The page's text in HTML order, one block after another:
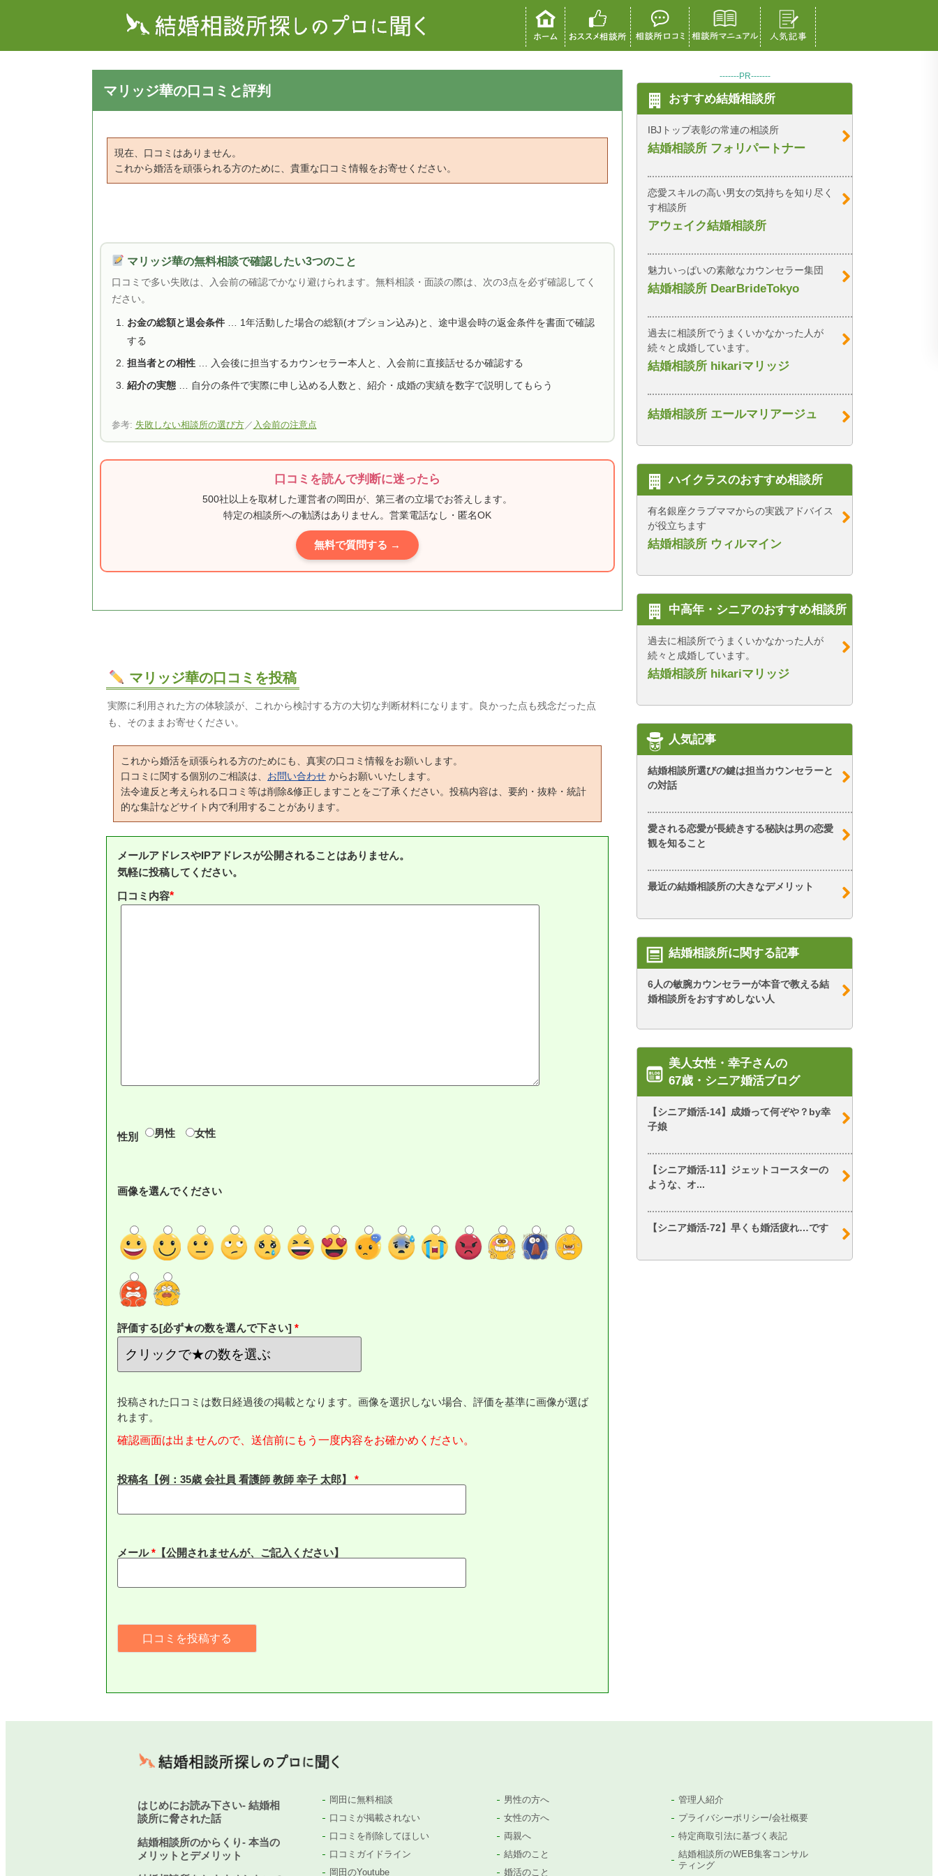
マリッジ華の口コミと評判
現在、口コミはありません。
これから婚活を頑張られる方のために、貴重な口コミ情報をお寄せください。
マリッジ華の無料相談で確認したい3つのこと
口コミで多い失敗は、入会前の確認でかなり避けられます。無料相談・面談の際は、次の3点を必ず確認してく
ださい。
お金の総額と退会条件… 1年活動した場合の総額(オプション込み)と、途中退会時の返金条件を書面で確認
する
担当者との相性… 入会後に担当するカウンセラー本人と、入会前に直接話せるか確認する
紹介の実態… 自分の条件で実際に申し込める人数と、紹介・成婚の実績を数字で説明してもらう
参考: 失敗しない相談所の選び方／ 入会前の注意点
口コミを読んで判断に迷ったら
500社以上を取材した運営者の岡田が、第三者の立場でお答えします。
特定の相談所への勧誘はありません。営業電話なし・匿名OK
無料で質問する →
マリッジ華の口コミを投稿
実際に利用された方の体験談が、これから検討する方の大切な判断材料になります。良かった点も残念だった点
も、そのままお寄せください。
これから婚活を頑張られる方のためにも、真実の口コミ情報をお願いします。
口コミに関する個別のご相談は、 お問い合わせ からお願いいたします。
法令違反と考えられる口コミ等は削除&修正しますことをご了承ください。投稿内容は、要約・抜粋・統計
的な集計などサイト内で利用することがあります。
メールアドレスやIPアドレスが公開されることはありません。
気軽に投稿してください。
口コミ内容*
性別 男性 女性
画像を選んでください
評価する[必ず★の数を選んで下さい]
投稿された口コミは数日経過後の掲載となります。画像を選択しない場合、評価を基準に画像が選ば
れます。
確認画面は出ませんので、送信前にもう一度内容をお確かめください。
投稿名【例：35歳 会社員 看護師 教師 幸子 太郎】
メール* 【公開されませんが、ご記入ください】
-------PR-------
おすすめ結婚相談所
IBJトップ表彰の常連の相談所
結婚相談所 フォリパートナー
恋愛スキルの高い男女の気持ちを知り尽く
す相談所
アウェイク結婚相談所
魅力いっぱいの素敵なカウンセラー集団
結婚相談所 DearBrideTokyo
過去に相談所でうまくいかなかった人が
続々と成婚しています。
結婚相談所 hikariマリッジ
結婚相談所 エールマリアージュ
ハイクラスのおすすめ相談所
有名銀座クラブママからの実践アドバイス
が役立ちます
結婚相談所 ウィルマイン
中高年・シニアのおすすめ相談所
過去に相談所でうまくいかなかった人が
続々と成婚しています。
結婚相談所 hikariマリッジ
人気記事
結婚相談所選びの鍵は担当カウンセラーと
の対話
愛される恋愛が長続きする秘訣は男の恋愛
観を知ること
最近の結婚相談所の大きなデメリット
結婚相談所に関する記事
6人の敏腕カウンセラーが本音で教える結
婚相談所をおすすめしない人
美人女性・幸子さんの
67歳・シニア婚活ブログ
【シニア婚活-14】成婚って何ぞや？by幸
子娘
【シニア婚活-11】ジェットコースターの
ような、オ...
【シニア婚活-72】早くも婚活疲れ…です
はじめにお読み下さい- 結婚相
談所に脅された話
結婚相談所のからくり- 本当の
メリットとデメリット
岡田に無料相談
口コミが掲載されない
口コミを削除してほしい
口コミガイドライン
岡田のYoutube
男性の方へ
女性の方へ
両親へ
結婚のこと
婚活のこと
管理人紹介
プライバシーポリシー/会社概要
特定商取引法に基づく表記
結婚相談所のWEB集客コンサル
ティング